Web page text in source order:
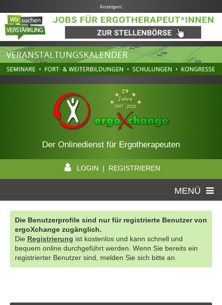
Anzeigen:
Der Onlinedienst für Ergotherapeuten
LOGIN | REGISTRIEREN
MENÜ
Die Benutzerprofile sind nur für registrierte Benutzer von
ergoXchange zugänglich.
Die Registrierung ist kostenlos und kann schnell und
bequem online durchgeführt werden. Wenn Sie bereits ein
registrierter Benutzer sind, melden Sie sich bitte an.